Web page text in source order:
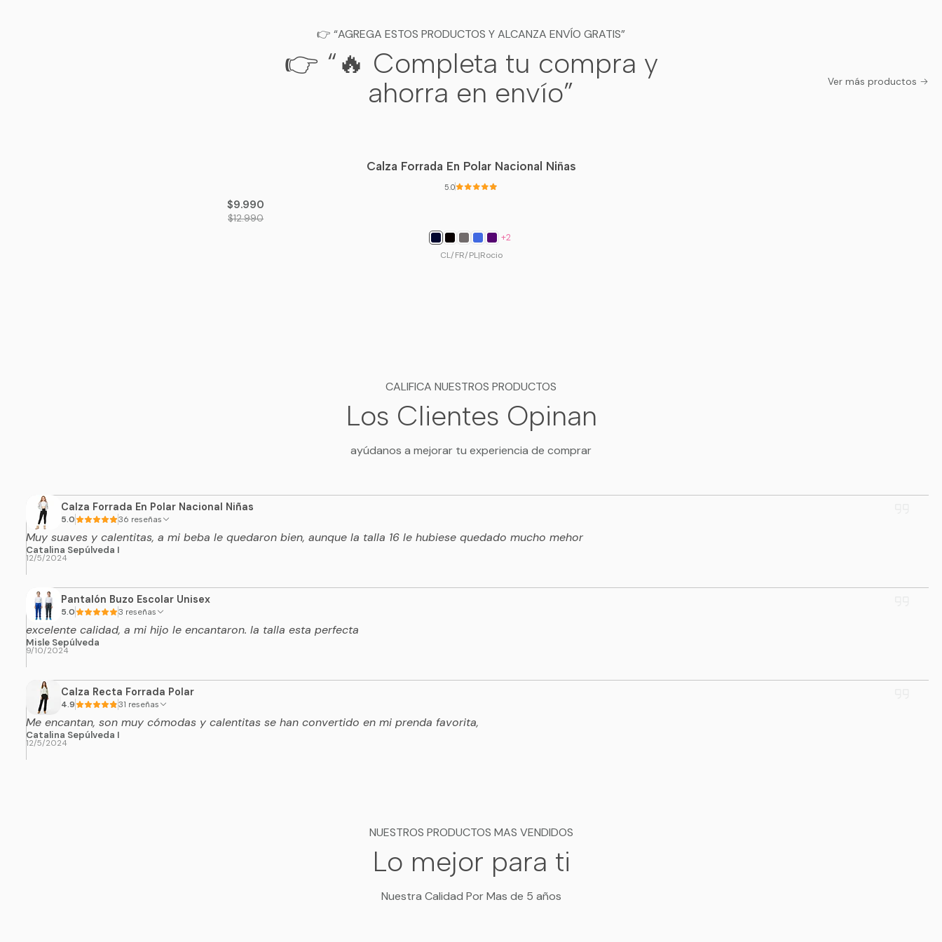
👉 “AGREGA ESTOS PRODUCTOS Y ALCANZA ENVÍO GRATIS”
👉 “🔥 Completa tu compra y
ahorra en envío”
Ver más productos
Calza Forrada En Polar Nacional Niñas
5.0
$9.990
$12.990
+2
CL/FR/PL|Rocio
CALIFICA NUESTROS PRODUCTOS
Los Clientes Opinan
ayúdanos a mejorar tu experiencia de comprar
Calza Forrada En Polar Nacional Niñas
5.0 36 reseñas
Muy suaves y calentitas, a mi beba le quedaron bien, aunque la talla 16 le hubiese quedado mucho mehor
Catalina Sepúlveda I
12/5/2024
Pantalón Buzo Escolar Unisex
5.0 3 reseñas
excelente calidad, a mi hijo le encantaron. la talla esta perfecta
Misle Sepúlveda
9/10/2024
Calza Recta Forrada Polar
4.9 31 reseñas
Me encantan, son muy cómodas y calentitas se han convertido en mi prenda favorita,
Catalina Sepúlveda I
12/5/2024
NUESTROS PRODUCTOS MAS VENDIDOS
Lo mejor para ti
Nuestra Calidad Por Mas de 5 años